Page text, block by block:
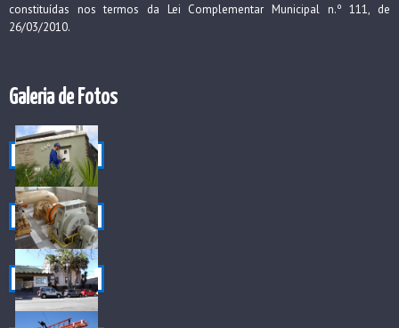
constituídas nos termos da Lei Complementar Municipal n.º 111, de
26/03/2010.
Galeria de Fotos